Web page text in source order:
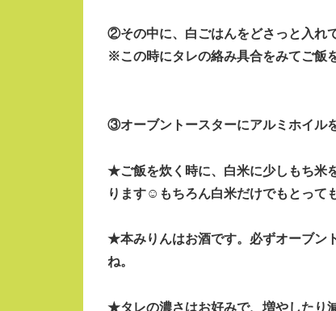
②その中に、白ごはんをどさっと入れ
※この時にタレの絡み具合をみてご飯
③オーブントースターにアルミホイル
★ご飯を炊く時に、白米に少し もち米
ります☺もちろん白米だけでもとって
★本みりんはお酒です。必ずオーブン
ね。
★タレの濃さはお好みで、増やしたり